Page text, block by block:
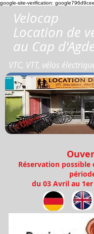
google-site-verification:
Velocap
Location de
au Cap
VTC, VTT, vélos
Réservation possible
du 03 Avril au